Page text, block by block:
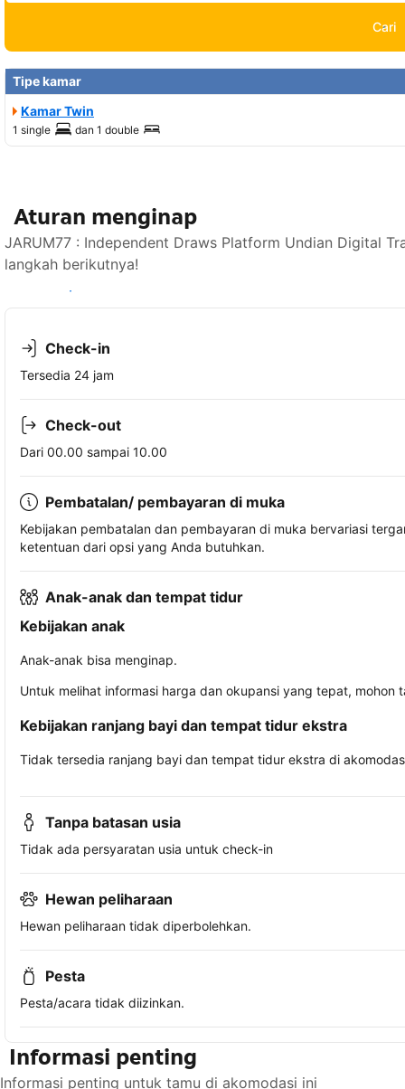
Cari
Tipe kamar
Kamar Twin
1 single dan 1 double
Aturan menginap
JARUM77 : Independent Draws Platform Undian Digital
langkah berikutnya!
Lihat ketersediaan
Check-in
Tersedia 24 jam
Check-out
Dari 00.00 sampai 10.00
Pembatalan/ pembayaran di muka
Kebijakan pembatalan dan pembayaran di muka bervariasi
ketentuan dari opsi yang Anda butuhkan.
Anak-anak dan tempat tidur
Kebijakan anak
Anak-anak bisa menginap.
Untuk melihat informasi harga dan okupansi yang tepat,
Kebijakan ranjang bayi dan tempat tidur ekstra
Tidak tersedia ranjang bayi dan tempat tidur ekstra di
Tanpa batasan usia
Tidak ada persyaratan usia untuk check-in
Hewan peliharaan
Hewan peliharaan tidak diperbolehkan.
Pesta
Pesta/acara tidak diizinkan.
Informasi penting
Informasi penting untuk tamu di akomodasi ini